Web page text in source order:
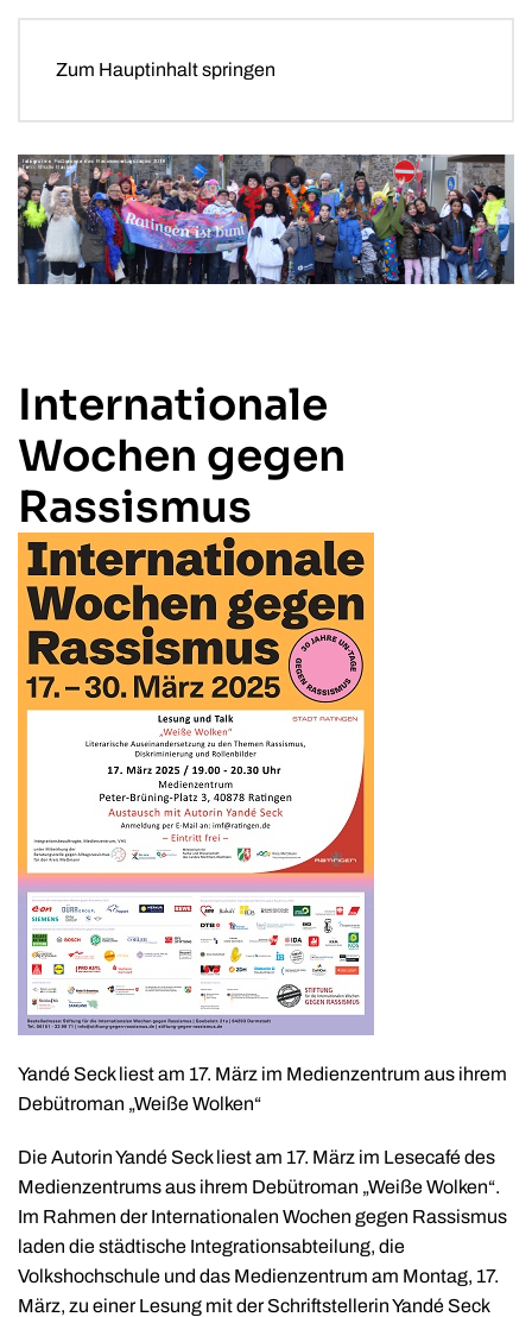
Zum Hauptinhalt springen
Internationale
Wochen gegen
Rassismus
Yandé Seck liest am 17. März im Medienzentrum aus ihrem
Debütroman „Weiße Wolken“
Die Autorin Yandé Seck liest am 17. März im Lesecafé des
Medienzentrums aus ihrem Debütroman „Weiße Wolken“.
Im Rahmen der Internationalen Wochen gegen Rassismus
laden die städtische Integrationsabteilung, die
Volkshochschule und das Medienzentrum am Montag, 17.
März, zu einer Lesung mit der Schriftstellerin Yandé Seck